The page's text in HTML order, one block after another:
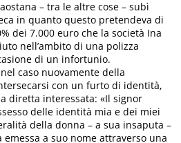
– tra le altre cose – subì
in quanto questo pretendeva di
dei 7.000 euro che la società Ina
nell’ambito di una polizza
di un infortunio.
caso nuovamente della
con un furto di identità,
diretta interessata: «Il signor
delle identità mia e dei miei
della donna – a sua insaputa –
a suo nome attraverso una